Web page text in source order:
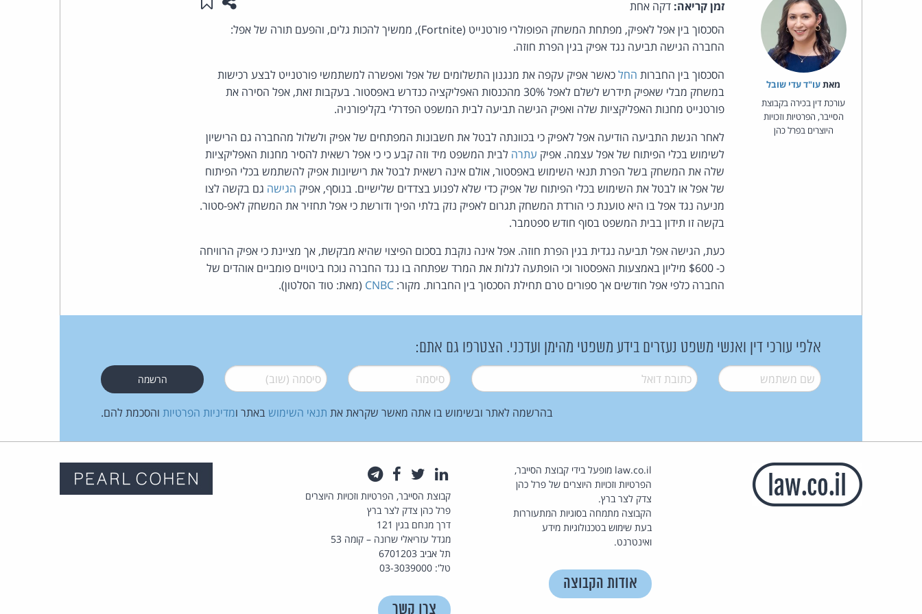
פועל
מאת‏עו"ד עדי שובל
עורכת דין בכירה בקבוצת
הסייבר, הפרטיות וזכויות
היוצרים בפרל כהן
זמן קריאה: דקה אחת
הסכסוך בין אפל לאפיק, מפתחת המשחק הפופולרי פורטנייט (Fortnite), ממשיך להכות גלים, והפעם תורה של אפל:
החברה הגישה תביעה נגד אפיק בגין הפרת חוזה.
הסכסוך בין החברות החלכאשר אפיק עקפה את מנגנון התשלומים של אפל ואפשרה למשתמשי פורטנייט לבצע רכישות
במשחק מבלי שאפיק תידרש לשלם לאפל 30% מהכנסות האפליקציה כנדרש באפסטור. בעקבות זאת, אפל הסירה את
פורטנייט מחנות האפליקציות שלה ואפיק הגישה תביעה לבית המשפט הפדרלי בקליפורניה.
לאחר הגשת התביעה הודיעה אפל לאפיק כי בכוונתה לבטל את חשבונות המפתחים של אפיק ולשלול מהחברה גם הרישיון
לשימוש בכלי הפיתוח של אפל עצמה. אפיק עתרה לבית המשפט מיד וזה קבע כי כי אפל רשאית להסיר מחנות האפליקציות
שלה את המשחק בשל הפרת תנאי השימוש באפסטור, אולם אינה רשאית לבטל את רישיונות אפיק להשתמש בכלי הפיתוח
של אפל או לבטל את השימוש בכלי הפיתוח של אפיק כדי שלא לפגוע בצדדים שלישיים. בנוסף, אפיק הגישה גם בקשה לצו
מניעה נגד אפל בו היא טוענת כי הורדת המשחק תגרום לאפיק נזק בלתי הפיך ודורשת כי אפל תחזיר את המשחק לאפ-סטור.
בקשה זו תידון בבית המשפט בסוף חודש ספטמבר.
כעת, הגישה אפל תביעה נגדית בגין הפרת חוזה. אפל אינה נוקבת בסכום הפיצוי שהיא מבקשת, אך מציינת כי אפיק הרוויחה
כ- $600 מיליון באמצעות האפסטור וכי הופתעה לגלות את המרד שפתחה בו נגד החברה נוכח ביטויים פומביים אוהדים של
החברה כלפי אפל חודשים אך ספורים טרם תחילת הסכסוך בין החברות. מקור: CNBC (מאת: טוד הסלטון).
אלפי עורכי דין ואנשי משפט נעזרים בידע משפטי מהימן ועדכני. הצטרפו גם אתם:
שם משתמש* דואל* סיסמה* סיסמה (שוב)*
בהרשמה לאתר ובשימוש בו אתה מאשר שקראת את תנאי השימוש באתר ומדיניות הפרטיות והסכמת להם.
law.co.il מופעל בידי קבוצת הסייבר,
הפרטיות וזכויות היוצרים של פרל כהן
צדק לצר ברץ.
הקבוצה מתמחה בסוגיות המתעוררות
בעת שימוש בטכנולוגיות מידע
ואינטרנט.
אודות הקבוצה
לינקדאין
טוויטרפייסבוק
קבוצת הסייבר, הפרטיות וזכויות היוצרים
פרל כהן צדק לצר ברץ
דרך מנחם בגין 121
מגדל עזריאלי שרונה – קומה 53
תל אביב 6701203
טל': 03-3039000
צרו קשר